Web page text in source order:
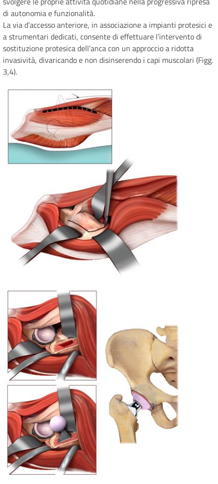
di autonomia e funzionalità.
La via d’accesso anteriore, in associazione a impianti protesici e
a strumentari dedicati, consente di effettuare l’intervento di
sostituzione protesica dell’anca con un approccio a ridotta
invasività, divaricando e non disinserendo i capi muscolari (Figg.
3,4).